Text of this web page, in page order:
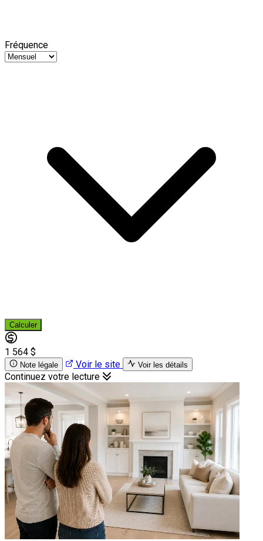
Fréquence
Calculer
1 564 $
Note légale Voir le site Voir les détails
Continuez votre lecture